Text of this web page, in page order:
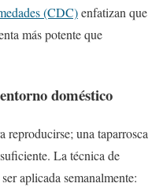
(CDC)enfatizan que
más potente que
doméstico
reproducirse; una taparrosca
La técnica de
aplicada semanalmente: